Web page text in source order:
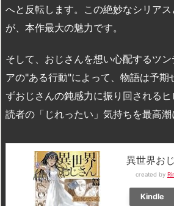
へと反転します。この絶妙なシリア
が、本作最大の魅力です。
そして、おじさんを想い心配するツ
アの"ある行動"によって、物語は予期
ずおじさんの鈍感力に振り回されるヒ
読者の「じれったい」気持ちを最高潮
異世界お
created by
Kindle